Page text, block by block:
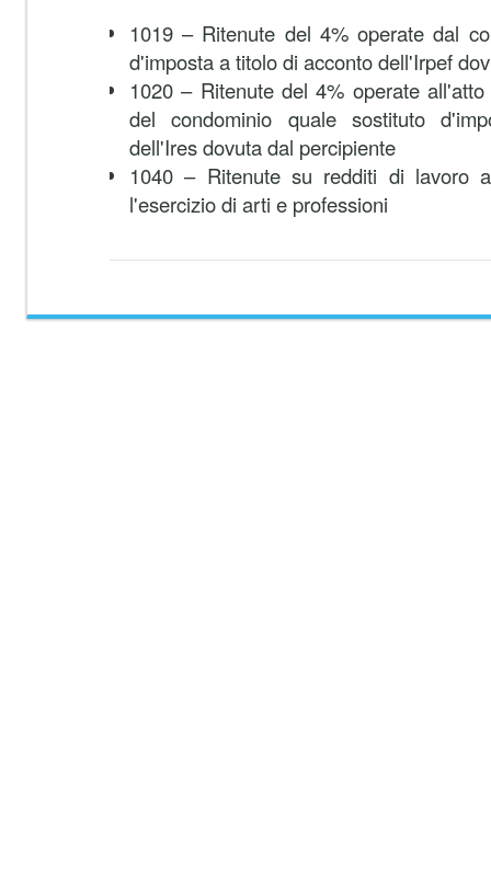
1019 – Ritenute del 4% operate dal
d'imposta a titolo di acconto dell'Irpef
1020 – Ritenute del 4% operate
del condominio quale sostituto
dell'Ires dovuta dal percipiente
1040 – Ritenute su redditi di lavoro
l'esercizio di arti e professioni